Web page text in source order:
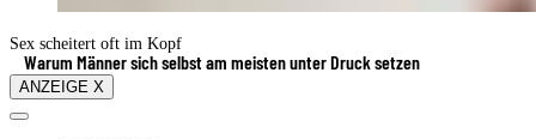
Sex scheitert oft im Kopf
Warum Männer sich selbst am meisten unter Druck setzen
ANZEIGE X